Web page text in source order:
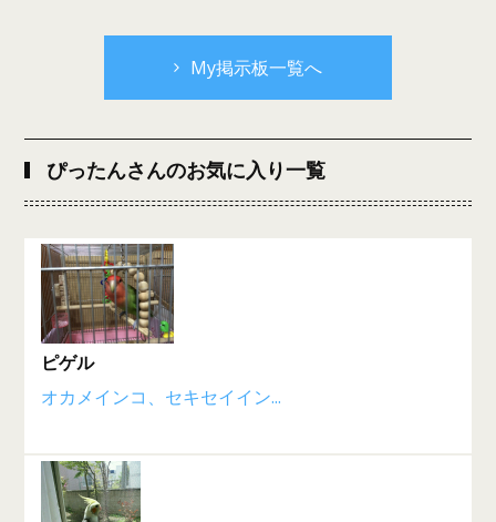
My掲示板一覧へ
ぴったんさんのお気に入り一覧
ピゲル
オカメインコ、セキセイイン...